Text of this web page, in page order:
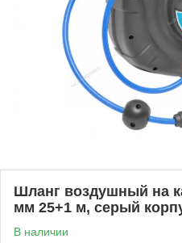
Шланг воздушный на
мм 25+1 м, серый
В наличии